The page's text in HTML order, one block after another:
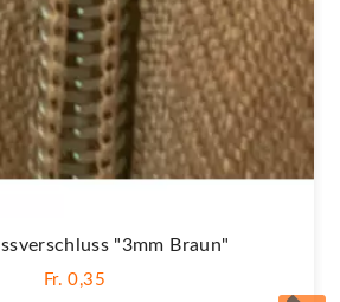
"3mm Braun"
Fr. 0,35